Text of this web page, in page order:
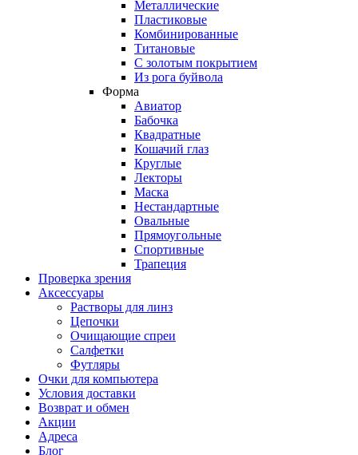
Металлические
Пластиковые
Комбинированные
Титановые
С золотым покрытием
Из рога буйвола
Форма
Авиатор
Бабочка
Квадратные
Кошачий глаз
Круглые
Лекторы
Маска
Нестандартные
Овальные
Прямоугольные
Спортивные
Трапеция
Проверка зрения
Аксессуары
Растворы для линз
Цепочки
Очищающие спреи
Салфетки
Футляры
Очки для компьютера
Условия доставки
Возврат и обмен
Акции
Адреса
Блог